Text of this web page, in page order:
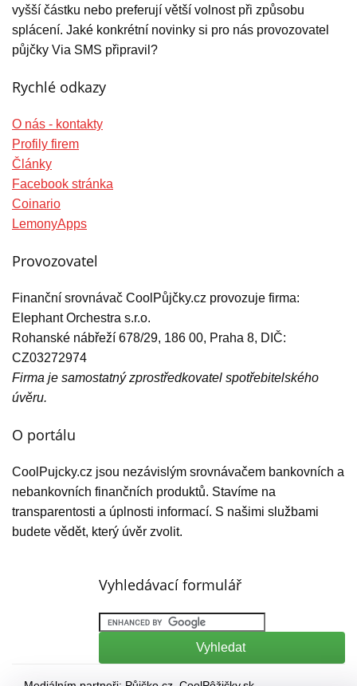
vyšší částku nebo preferují větší volnost při způsobu
splácení. Jaké konkrétní novinky si pro nás provozovatel
půjčky Via SMS připravil?
Rychlé odkazy
O nás - kontakty
Profily firem
Články
Facebook stránka
Coinario
LemonyApps
Provozovatel
Finanční srovnávač CoolPůjčky.cz provozuje firma:
Elephant Orchestra s.r.o.
Rohanské nábřeží 678/29, 186 00, Praha 8, DIČ:
CZ03272974
Firma je samostatný zprostředkovatel spotřebitelského
úvěru.
O portálu
CoolPujcky.cz jsou nezávislým srovnávačem bankovních a
nebankovních finančních produktů. Stavíme na
transparentosti a úplnosti informací. S našimi službami
budete vědět, který úvěr zvolit.
Vyhledávací formulář